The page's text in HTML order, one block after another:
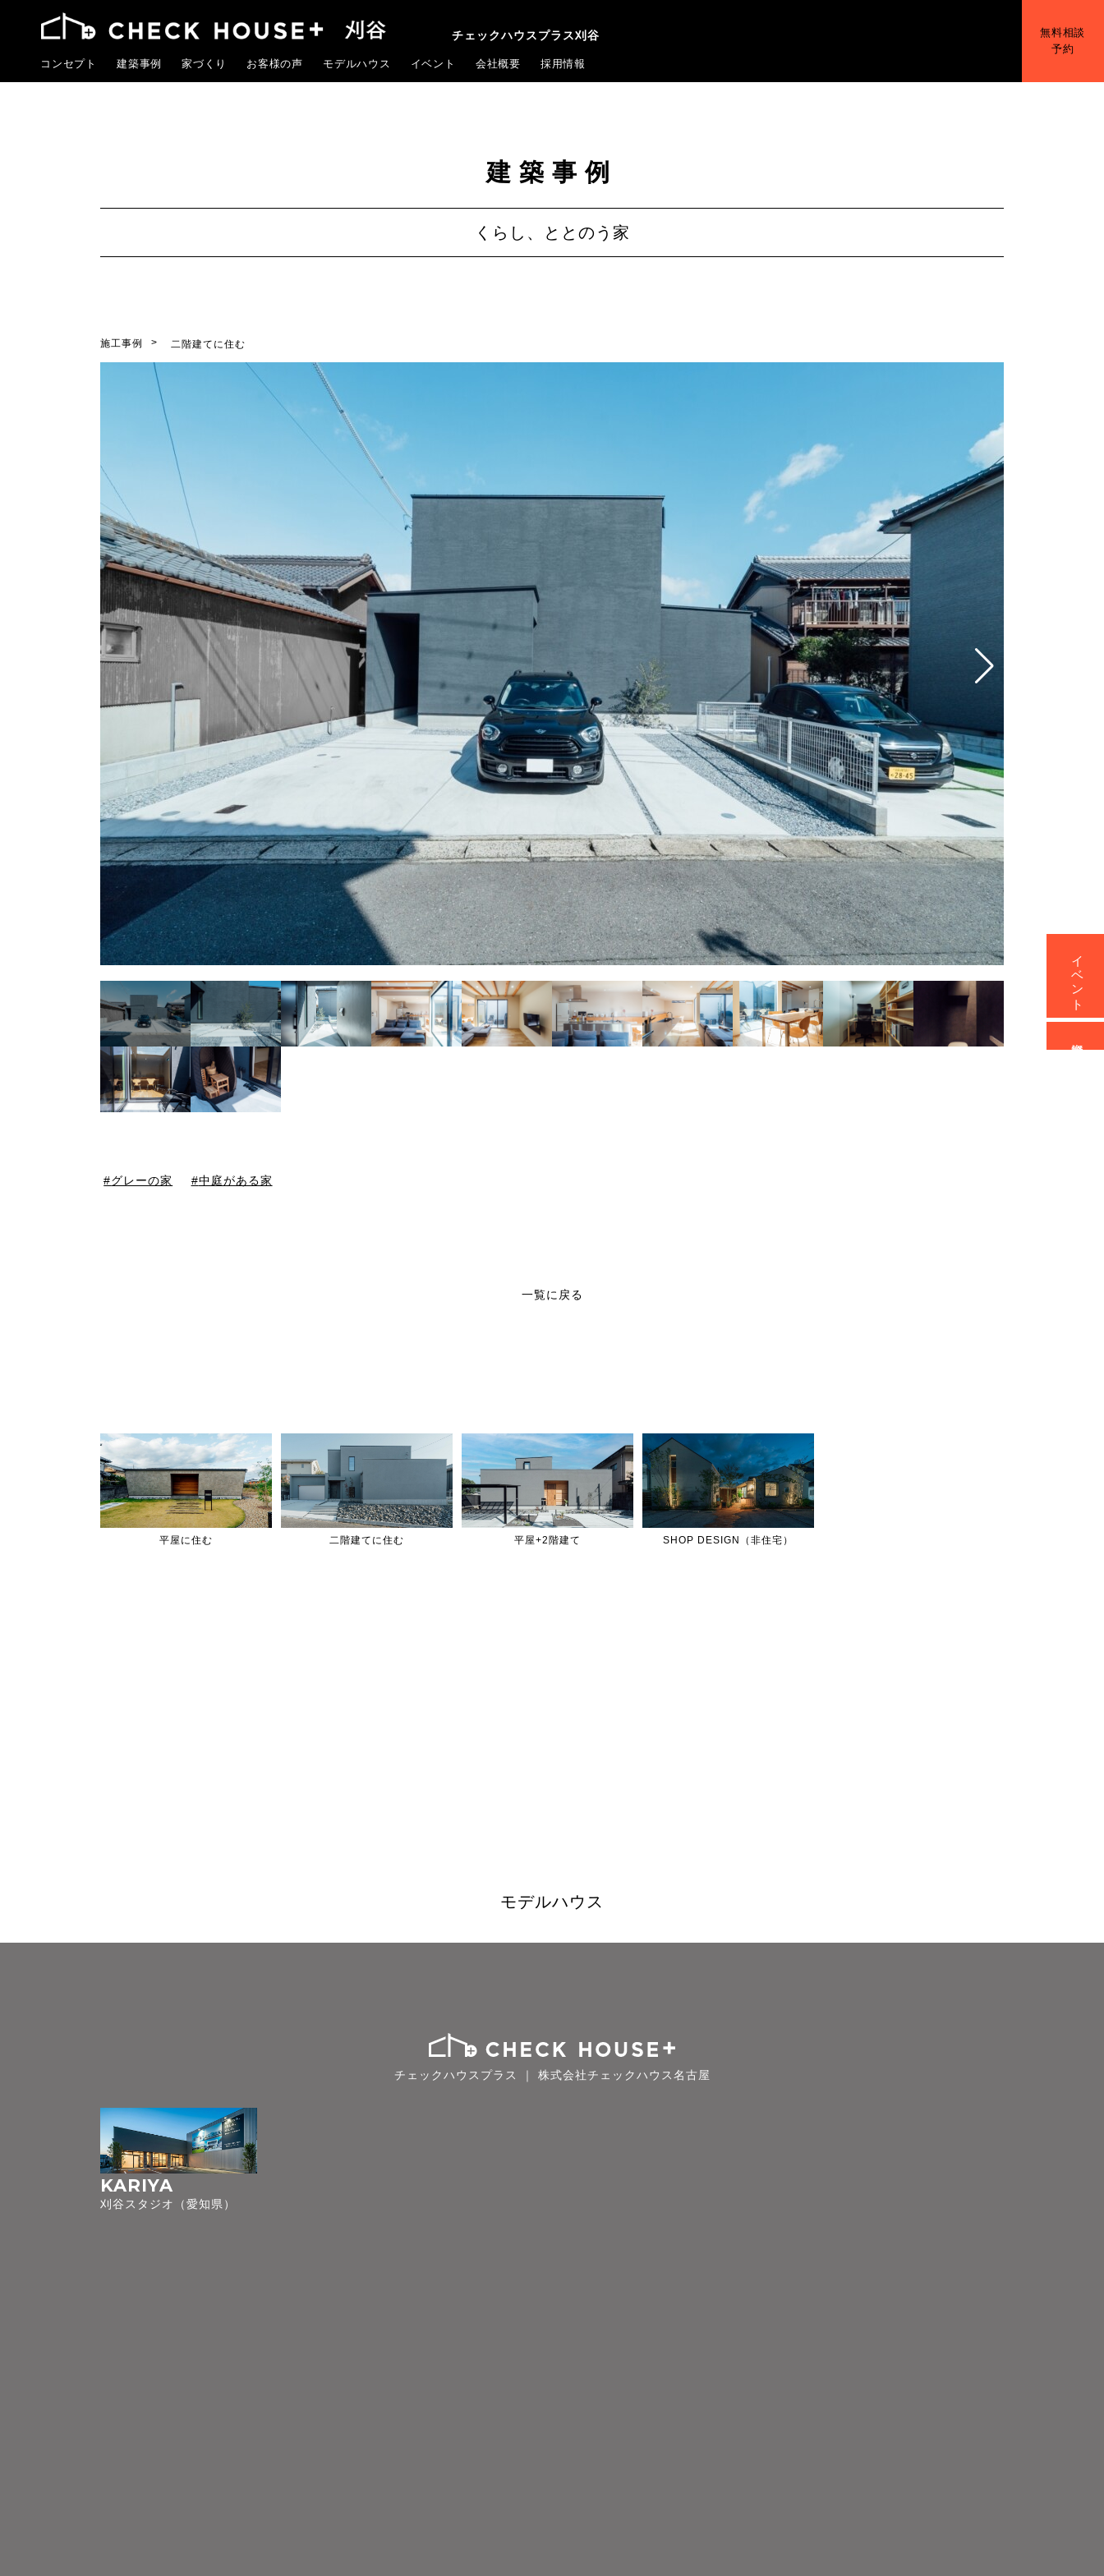
チェックハウスプラス刈谷
コンセプト 建築事例 家づくり お客様の声 モデルハウス イベント 会社概要 採用情報
無料相談
予約
建築事例
くらし、ととのう家
施工事例 二階建てに住む
グレーの家 中庭がある家
一覧に戻る
平屋に住む 二階建てに住む 平屋+2階建て SHOP DESIGN（非住宅）
モデルハウス
チェックハウスプラス ｜ 株式会社チェックハウス名古屋
KARIYA
刈谷スタジオ（愛知県）
イベント